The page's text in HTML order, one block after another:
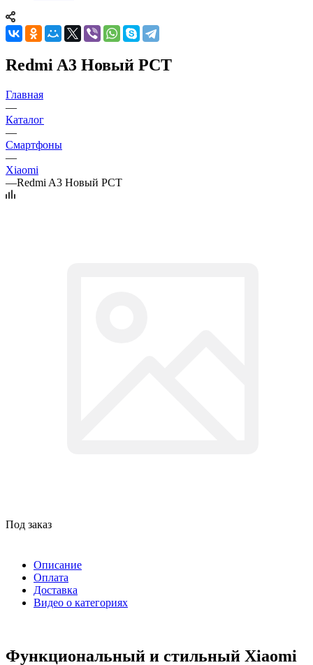
Redmi A3 Новый РСТ
Главная
—
Каталог
—
Смартфоны
—
Xiaomi
—Redmi A3 Новый РСТ
Под заказ
Описание
Оплата
Доставка
Видео о категориях
Функциональный и стильный Xiaomi